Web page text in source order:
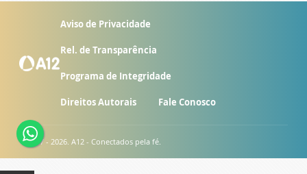
Aviso de Privacidade
Rel. de Transparência
Programa de Integridade
Direitos Autorais Fale Conosco
© 2007 - 2026. A12 - Conectados pela fé.